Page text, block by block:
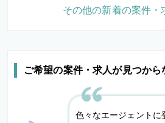
ご希望の案件・求人が見つから
色々なエージェント
その他の新着の案件・